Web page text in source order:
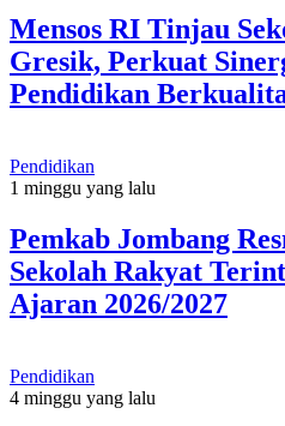
Mensos RI Tinjau
Gresik, Perkuat
Pendidikan
Pendidikan
1 minggu yang lalu
Pemkab Jombang
Sekolah Rakyat
Ajaran 2026/2027
Pendidikan
4 minggu yang lalu